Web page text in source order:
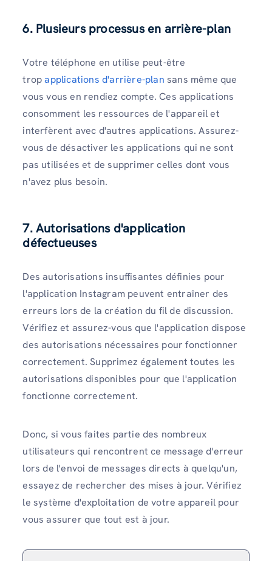
6. Plusieurs processus en arrière-plan
Votre téléphone en utilise peut-être
tropapplications d'arrière-plan sans même que
vous vous en rendiez compte. Ces applications
consomment les ressources de l'appareil et
interfèrent avec d'autres applications. Assurez-
vous de désactiver les applications qui ne sont
pas utilisées et de supprimer celles dont vous
n'avez plus besoin.
7.Autorisations d'application
défectueuses
Des autorisations insuffisantes définies pour
l'application Instagram peuvent entraîner des
erreurs lors de la création du fil de discussion.
Vérifiez et assurez-vous que l'application dispose
des autorisations nécessaires pour fonctionner
correctement. Supprimez également toutes les
autorisations disponibles pour que l'application
fonctionne correctement.
Donc, si vous faites partie des nombreux
utilisateurs qui rencontrent ce message d'erreur
lors de l'envoi de messages directs à quelqu'un,
essayez de rechercher des mises à jour. Vérifiez
le système d'exploitation de votre appareil pour
vous assurer que tout est à jour.